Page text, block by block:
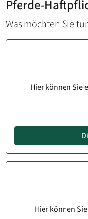
Pferde-
Was möchten Sie
Hier können Sie
Hier können